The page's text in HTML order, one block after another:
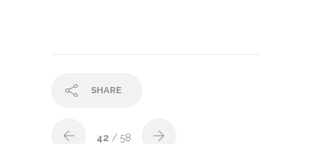
SHARE
42 / 58